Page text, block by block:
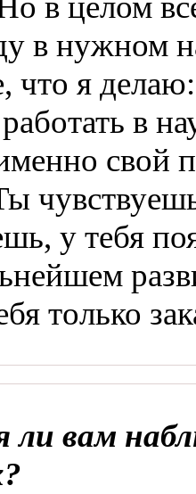
в нужном
что я
в
свой
у тебя
только
вам